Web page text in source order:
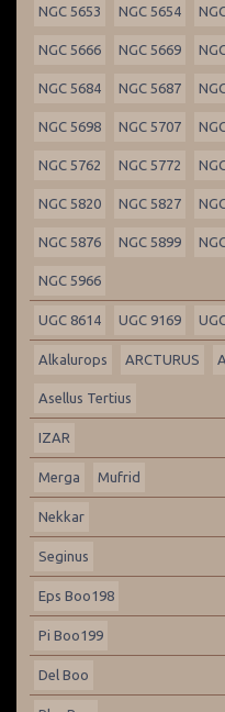
NGC 5653 NGC 5654
NGC 5666 NGC 5669
NGC 5684 NGC 5687
NGC 5698 NGC 5707
NGC 5762 NGC 5772
NGC 5820 NGC 5827
NGC 5876 NGC 5899
NGC 5966
UGC 8614 UGC 9169
Alkalurops ARCTURUS
Asellus Tertius
IZAR
Merga Mufrid
Nekkar
Seginus
Eps Boo198
Pi Boo199
Del Boo